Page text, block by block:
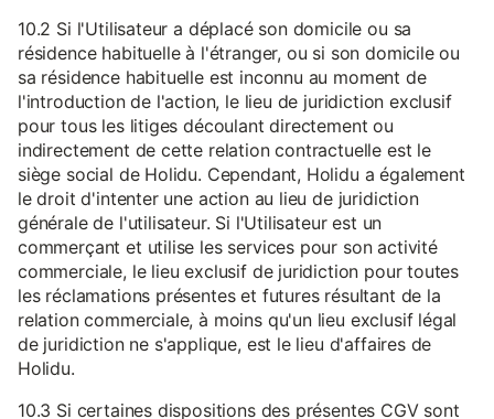
10.2 Si l'Utilisateur a déplacé son domicile ou sa
résidence habituelle à l'étranger, ou si son domicile ou
sa résidence habituelle est inconnu au moment de
l'introduction de l'action, le lieu de juridiction exclusif
pour tous les litiges découlant directement ou
indirectement de cette relation contractuelle est le
siège social de Holidu. Cependant, Holidu a également
le droit d'intenter une action au lieu de juridiction
générale de l'utilisateur. Si l'Utilisateur est un
commerçant et utilise les services pour son activité
commerciale, le lieu exclusif de juridiction pour toutes
les réclamations présentes et futures résultant de la
relation commerciale, à moins qu'un lieu exclusif légal
de juridiction ne s'applique, est le lieu d'affaires de
Holidu.
10.3 Si certaines dispositions des présentes CGV sont